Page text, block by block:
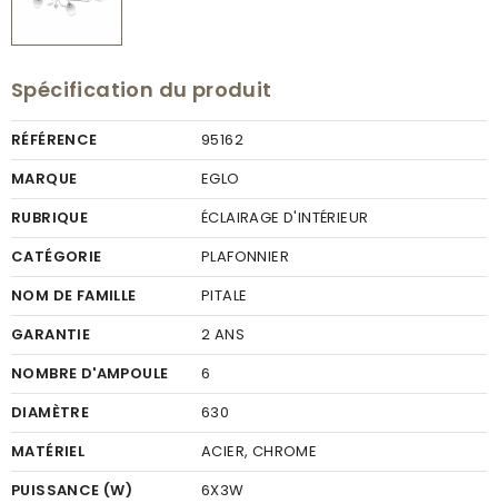
Spécification du produit
RÉFÉRENCE
95162
MARQUE
EGLO
RUBRIQUE
ÉCLAIRAGE D'INTÉRIEUR
CATÉGORIE
PLAFONNIER
NOM DE FAMILLE
PITALE
GARANTIE
2 ANS
NOMBRE D'AMPOULE
6
DIAMÈTRE
630
MATÉRIEL
ACIER, CHROME
PUISSANCE (W)
6X3W